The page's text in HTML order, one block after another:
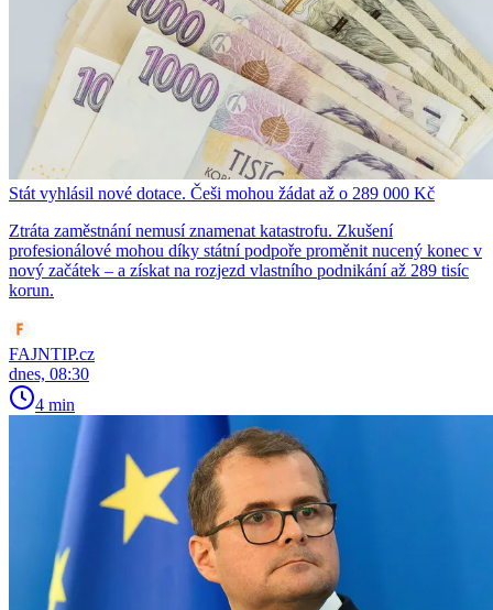
Stát vyhlásil nové dotace. Češi mohou žádat až o 289 000 Kč
Ztráta zaměstnání nemusí znamenat katastrofu. Zkušení
profesionálové mohou díky státní podpoře proměnit nucený konec v
nový začátek – a získat na rozjezd vlastního podnikání až 289 tisíc
korun.
FAJNTIP.cz
dnes, 08:30
4 min